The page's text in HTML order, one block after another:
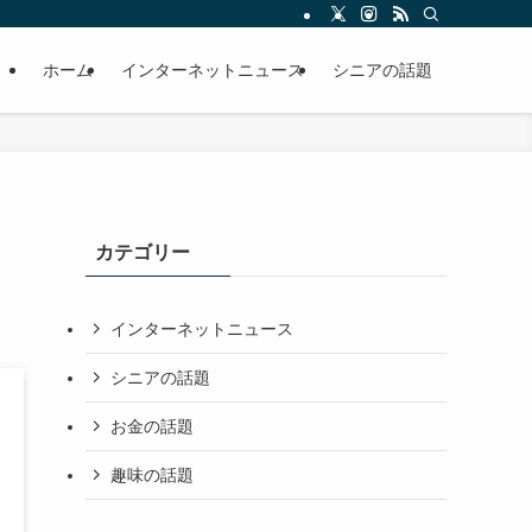
ホーム インターネットニュース シニアの話題
カテゴリー
インターネットニュース
シニアの話題
お金の話題
趣味の話題